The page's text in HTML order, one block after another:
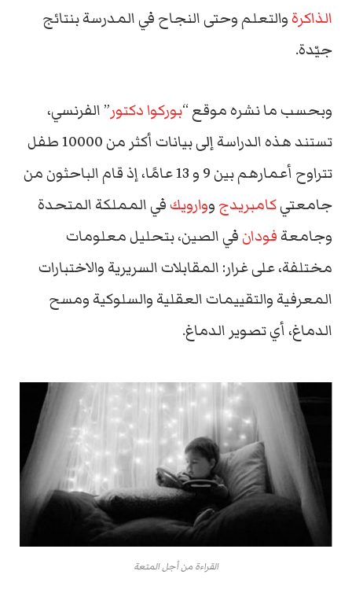
الذاكرةوالتعلم وحتى النجاح في المدرسة بنتائج
جيّدة.
وبحسب ما نشره موقع “بوركوا دكتور” الفرنسي،
تستند هذه الدراسة إلى بيانات أكثر من 10000 طفل
تتراوح أعمارهم بين 9 و 13 عامًا، إذ قام الباحثون من
جامعتيكامبريدج ووارويك في المملكة المتحدة
وجامعةفودانفي الصين، بتحليل معلومات
مختلفة، على غرار: المقابلات السريرية والاختبارات
المعرفية والتقييمات العقلية والسلوكية ومسح
الدماغ، أي تصوير الدماغ.
القراءة من أجل المتعة